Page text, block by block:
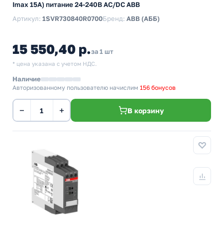
Imax 15A) питание 24-240В AC/DC ABB
Артикул: 1SVR730840R0700Бренд: ABB (АББ)
15 550,40 р.за 1 шт
* цена указана с учетом НДС.
Наличие
Авторизованному пользователю начислим 156 бонусов
− + В корзину